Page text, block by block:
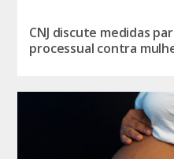
CNJ discute medidas
processual contra